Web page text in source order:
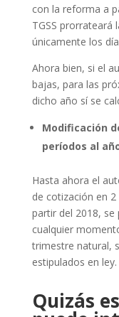
con la reforma a
TGSS
únicamente los
Ahora bien, si el
bajas, para las
dicho año sí se
Modificación
períodos al
Hasta ahora el
de cotización en
partir del 2018, se
cualquier
trimestre natural,
estipulados en ley.
Quizás